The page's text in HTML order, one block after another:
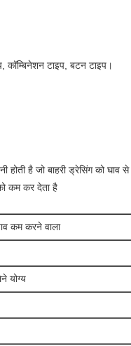
कॉम्बिनेशन टाइप, बटन टाइप।
है जो बाहरी ड्रेसिंग को
कम कर देता है
कम करने वाला
योग्य